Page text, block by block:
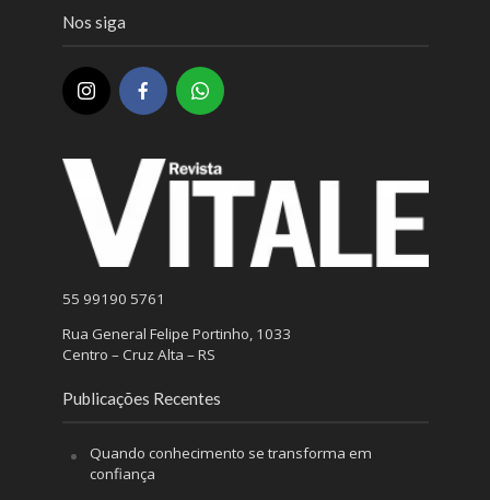
Nos siga
55 99190 5761
Rua General Felipe Portinho, 1033
Centro – Cruz Alta – RS
Publicações Recentes
Quando conhecimento se transforma em
confiança